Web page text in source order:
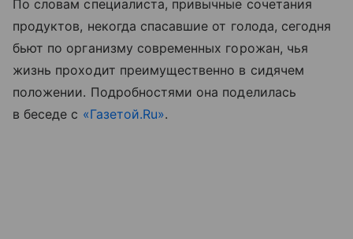
По словам специалиста, привычные сочетания
продуктов, некогда спасавшие от голода, сегодня
бьют по организму современных горожан, чья
жизнь проходит преимущественно в сидячем
положении. Подробностями она поделилась
в беседе с «Газетой.Ru».